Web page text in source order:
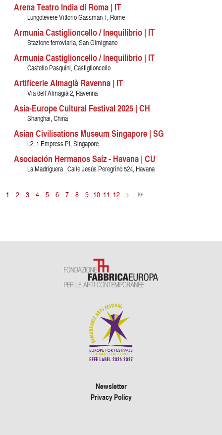
Arena Teatro India di Roma | IT
Lungotevere Vittorio Gassman 1, Rome
Armunia Castiglioncello / Inequilibrio | IT
Stazione ferroviaria, San Gimignano
Armunia Castiglioncello / Inequilibrio | IT
Castello Pasquini, Castiglioncello
Artificerie Almagià Ravenna | IT
Via dell’Almagià 2, Ravenna
Asia-Europe Cultural Festival 2025 | CH
Shanghai, China
Asian Civilisations Museum Singapore | SG
L2, 1 Empress Pl, Singapore
Asociación Hermanos Saíz - Havana | CU
La Madriguera . Calle Jesús Peregrino 524, Havana
1 2 3 4 5 6 7 8 9 10 11 12 >
Newsletter
Privacy Policy